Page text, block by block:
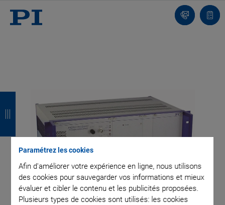
Paramétrez les cookies
Afin d'améliorer votre expérience en ligne, nous utilisons
des cookies pour sauvegarder vos informations et mieux
évaluer et cibler le contenu et les publicités proposées.
Plusieurs types de cookies sont utilisés: les cookies
Contact
t
o
u
r
t
o
u
r
t
o
u
r
t
o
u
r